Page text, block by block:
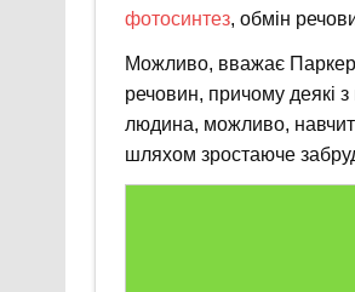
фотосинтез, обмін
Можливо, вважає Паркер,
речовин, причому деякі
людина, можливо,
шляхом зростаюче